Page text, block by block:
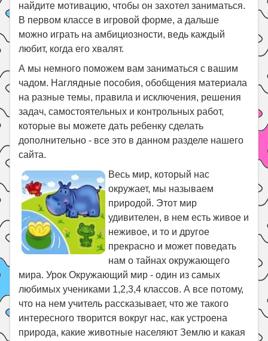
найдите мотивацию, чтобы он захотел заниматься.
В первом классе в игровой форме, а дальше
можно играть на амбициозности, ведь каждый
любит, когда его хвалят.
А мы немного поможем вам заниматься с вашим
чадом. Наглядные пособия, обобщения материала
на разные темы, правила и исключения, решения
задач, самостоятельных и контрольных работ,
которые вы можете дать ребенку сделать
дополнительно - все это в данном разделе нашего
сайта.
Весь мир, который нас
окружает, мы называем
природой. Этот мир
удивителен, в нем есть живое и
неживое, и то и другое
прекрасно и может поведать
нам о тайнах окружающего
мира. Урок Окружающий мир - один из самых
любимых учениками 1,2,3,4 классов. А все потому,
что на нем учитель рассказывает, что же такого
интересного творится вокруг нас, как устроена
природа, какие животные населяют Землю и какая